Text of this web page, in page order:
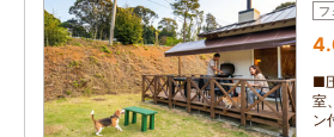
フ
■
室
ン